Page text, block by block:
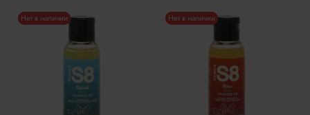
Нет в наличии Нет в наличии